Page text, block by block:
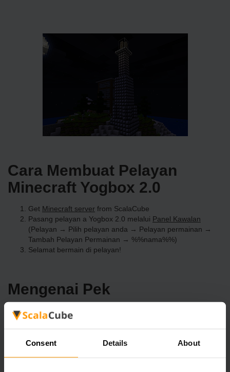
Consent Details About
Cara Membuat Pelayan
Minecraft Yogbox 2.0
Get Minecraft server from ScalaCube
Pasang pelayan a Yogbox 2.0 melalui Panel Kawalan
(Pelayan → Pilih pelayan anda → Pelayan permainan →
Tambah Pelayan Permainan → %%nama%%)
Selamat bermain di pelayan!
Mengenai Pek
Pengehosan Pelayan Yogbox 2.0 kami mempunyai pemasangan
satu klik yang mudah untuk lebih daripada 3298 pek mod yang
unik. Buat pelayan Yogbox 2.0 anda sendiri hari ini!